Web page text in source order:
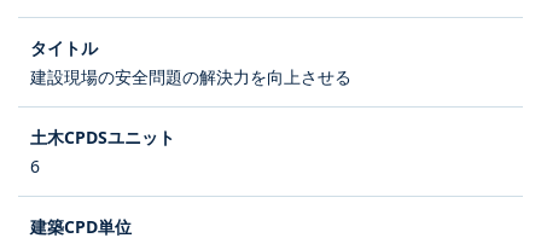
建設現場の安全問題の解決力を向上させる
6